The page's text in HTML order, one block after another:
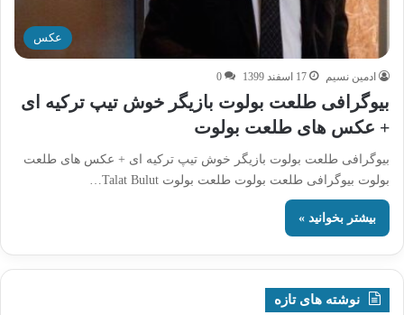
عکس
ادمین نسیم 17 اسفند 1399 0
بیوگرافی طلعت بولوت بازیگر خوش تیپ ترکیه ای
+ عکس های طلعت بولوت
بیوگرافی طلعت بولوت بازیگر خوش تیپ ترکیه ای + عکس های طلعت
بولوت بیوگرافی طلعت بولوت طلعت بولوت Talat Bulut…
بیشتر بخوانید »
نوشته های تازه